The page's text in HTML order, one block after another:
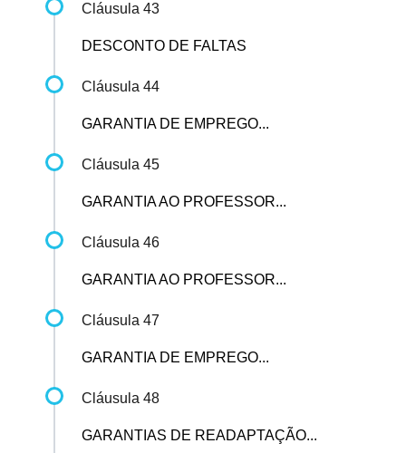
Cláusula 43
DESCONTO DE FALTAS
Cláusula 44
GARANTIA DE EMPREGO...
Cláusula 45
GARANTIA AO PROFESSOR...
Cláusula 46
GARANTIA AO PROFESSOR...
Cláusula 47
GARANTIA DE EMPREGO...
Cláusula 48
GARANTIAS DE READAPTAÇÃO...